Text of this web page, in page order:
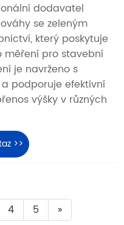
dodavatel
se zeleným
který poskytuje
měření pro stavební
je navrženo s
podporuje efektivní
výšky v různých
>>
4 5 »